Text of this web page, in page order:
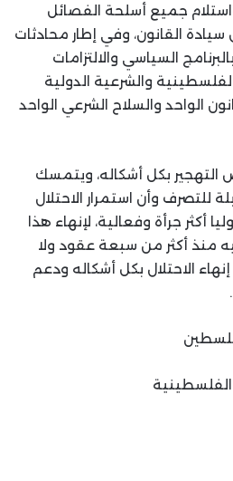
جميع أسلحة الفصائل
القانون، وفي إطار محادثات
السياسي والالتزامات
والشرعية الدولية
الواحد والسلاح الشرعي الواحد
بكل أشكاله، ويتمسك
للتصرف وأن استمرار الاحتلال
أكثر جرأة وفعالية، لإنهاء هذا
منذ أكثر من سبعة عقود ولا
الاحتلال بكل أشكاله ودعم
الفلسطينية